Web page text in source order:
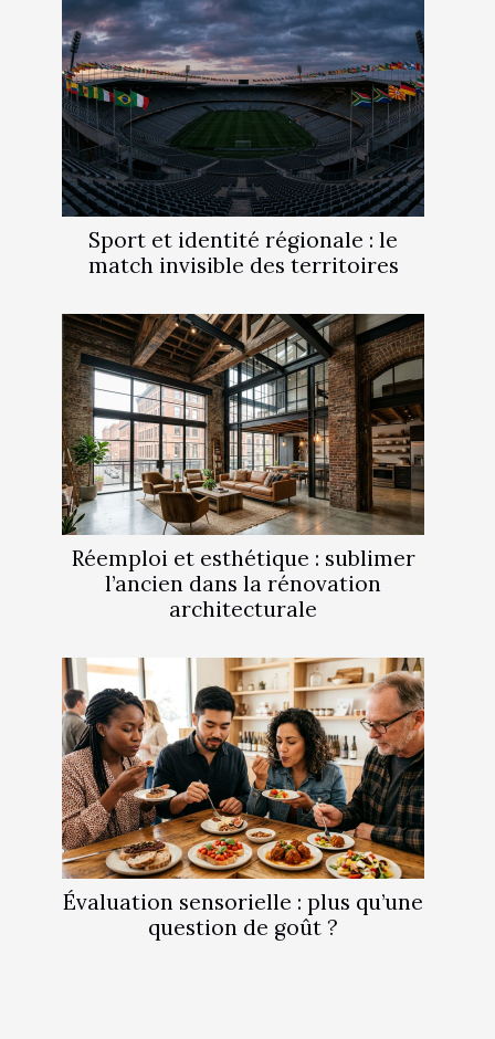
Sport et identité régionale : le
match invisible des territoires
Réemploi et esthétique : sublimer
l’ancien dans la rénovation
architecturale
Évaluation sensorielle : plus qu’une
question de goût ?